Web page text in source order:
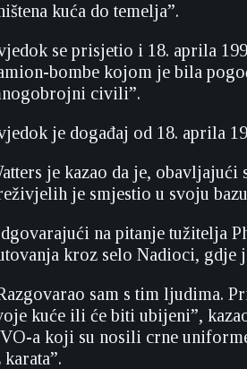
kuća do temelja”.
se prisjetio i 18. aprila
bombe kojom je bila
civili”.
je događaj od 18. aprila
je kazao da je, obavljajući
je smjestio u svoju
na pitanje tužitelja
kroz selo Nadioci, gdje
sam s tim ljudima.
kuće ili će biti ubijeni”,
a koji su nosili crne
karata”.